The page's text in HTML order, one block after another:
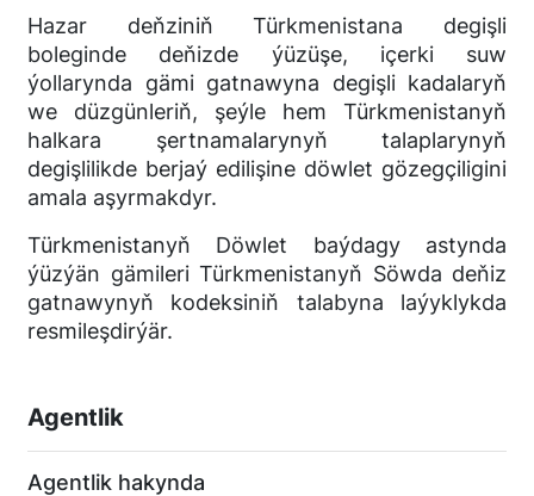
Hazar deňziniň Türkmenistana degişli
boleginde deňizde ýüzüşe, içerki suw
ýollarynda gämi gatnawyna degişli kadalaryň
we düzgünleriň, şeýle hem Türkmenistanyň
halkara şertnamalarynyň talaplarynyň
degişlilikde berjaý edilişine döwlet gözegçiligini
amala aşyrmakdyr.
Türkmenistanyň Döwlet baýdagy astynda
ýüzýän gämileri Türkmenistanyň Söwda deňiz
gatnawynyň kodeksiniň talabyna laýyklykda
resmileşdirýär.
Agentlik
Agentlik hakynda